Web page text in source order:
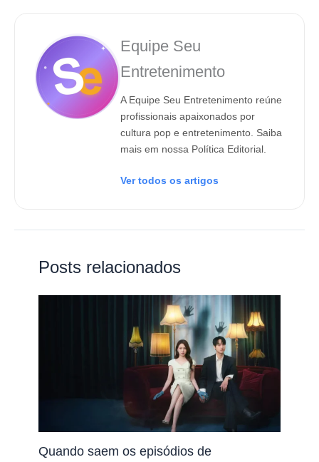
Equipe Seu
Entretenimento
A Equipe Seu Entretenimento reúne
profissionais apaixonados por
cultura pop e entretenimento. Saiba
mais em nossa Política Editorial.
Ver todos os artigos
Posts relacionados
Quando saem os episódios de